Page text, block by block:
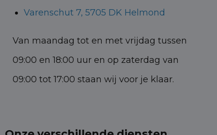
Varenschut 7, 5705 DK Helmond
Van maandag tot en met vrijdag tussen
09:00 en 18:00 uur en op zaterdag van
09:00 tot 17:00 staan wij voor je klaar.